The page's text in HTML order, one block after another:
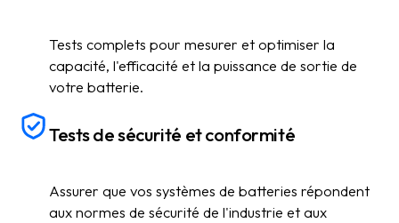
Tests complets pour mesurer et optimiser la
capacité, l'efficacité et la puissance de sortie de
votre batterie.
Tests de sécurité et conformité
Assurer que vos systèmes de batteries répondent
aux normes de sécurité de l'industrie et aux